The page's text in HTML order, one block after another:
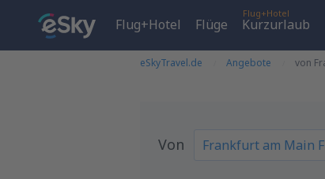
Flug+Hotel Flüge
Flug+Hotel
Kurzurlaub
eSkyTravel.de Angebote von
Von